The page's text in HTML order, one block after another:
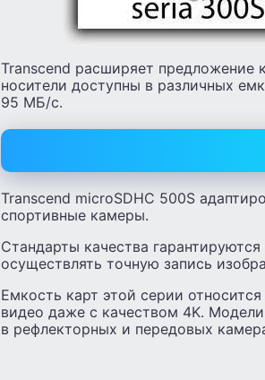
Transcend расширяет предложение
носители доступны в различных
95 МБ/с.
Transcend microSDHC 500S
спортивные камеры.
Стандарты качества
осуществлять точную запись
Емкость карт этой серии
видео даже с качеством 4K.
в рефлекторных и передовых